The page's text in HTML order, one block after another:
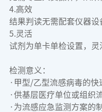
4.高效
结果判读无需配套仪器设
5.灵活
试剂为单卡单检设置，灵
检测意义：
·甲型/乙型流感病毒的快
·供基层医疗单位或组织
·为流感应急监测方案的